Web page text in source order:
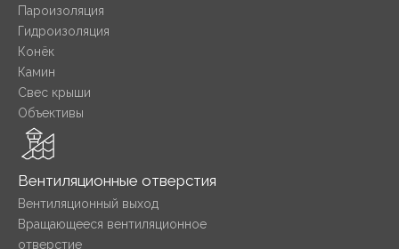
Пароизоляция
Гидроизоляция
Конёк
Камин
Свес крыши
Объективы
Вентиляционные отверстия
Вентиляционный выход
Вращающееся вентиляционное
отверстие